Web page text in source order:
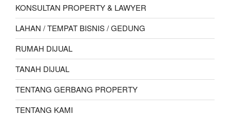
KONSULTAN PROPERTY & LAWYER
LAHAN / TEMPAT BISNIS / GEDUNG
RUMAH DIJUAL
TANAH DIJUAL
TENTANG GERBANG PROPERTY
TENTANG KAMI